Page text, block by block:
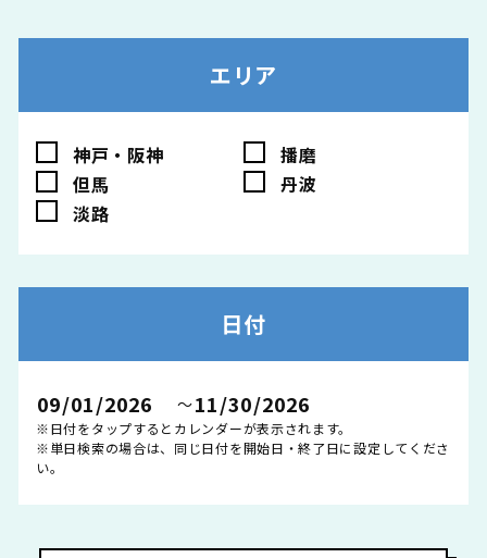
エリア
神戸・阪神
播磨
但馬
丹波
淡路
日付
〜
※日付をタップするとカレンダーが表示されます。
※単日検索の場合は、同じ日付を開始日・終了日に設定してくださ
い。